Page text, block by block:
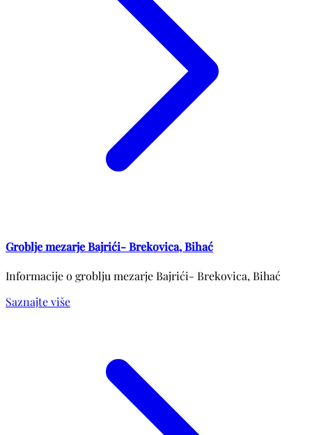
Groblje mezarje Bajrići- Brekovica, Bihać
Informacije o groblju mezarje Bajrići- Brekovica, Bihać
Saznajte više